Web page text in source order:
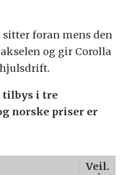
foran mens den
og gir Corolla
tilbys i tre
norske priser er
Veil.